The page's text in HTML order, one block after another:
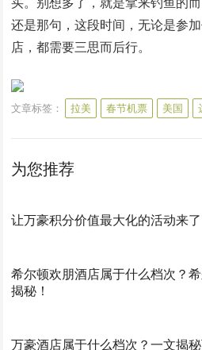
还是那句，这段时间，无论是参
店，都需要三思而后行。
文章标签： 拉美 春节机票 美国
为您推荐
让万豪积分价值最大化的活动来
希尔顿欢朋酒店属于什么档次？
揭秘！
万豪酒店属于什么档次？一文揭